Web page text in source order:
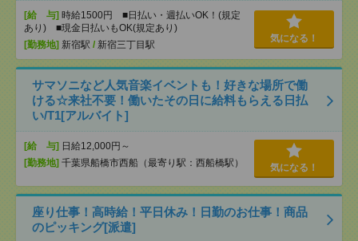
[給 与] 時給1500円 ■日払い・週払いOK！(規定
あり) ■現金日払いもOK(規定あり)
[勤務地] 新宿駅 / 新宿三丁目駅
気になる！
サマソニなど人気音楽イベントも！好きな場所で働
ける☆来社不要！働いたその日に給料もらえる日払
い/T1[アルバイト]
[給 与] 日給12,000円～
[勤務地] 千葉県船橋市西船（最寄り駅：西船橋駅） 気になる！
座り仕事！高時給！平日休み！日勤のお仕事！商品
のピッキング[派遣]